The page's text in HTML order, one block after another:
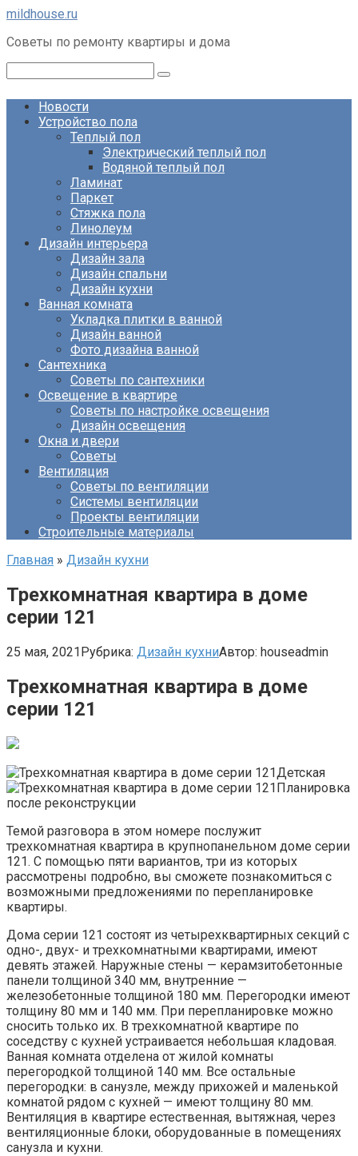
Перейти
контенту
mildhouse.ru
Советы по ремонту квартиры и дома
Новости
Устройство пола
Теплый пол
Электрический теплый пол
Водяной теплый пол
Ламинат
Паркет
Стяжка пола
Линолеум
Дизайн интерьера
Дизайн зала
Дизайн спальни
Дизайн кухни
Ванная комната
Укладка плитки в ванной
Дизайн ванной
Фото дизайна ванной
Сантехника
Советы по сантехники
Освещение в квартире
Советы по настройке освещения
Дизайн освещения
Окна и двери
Советы
Вентиляция
Советы по вентиляции
Системы вентиляции
Проекты вентиляции
Строительные материалы
Главная » Дизайн кухни
Трехкомнатная квартира в доме
серии 121
25 мая, 2021Рубрика: Дизайн кухниАвтор: houseadmin
Трехкомнатная квартира в доме
серии 121
Детская
Планировка
после реконструкции
Темой разговора в этом номере послужит
трехкомнатная квартира в крупнопанельном доме серии
121. С помощью пяти вариантов, три из которых
рассмотрены подробно, вы сможете познакомиться с
возможными предложениями по перепланировке
квартиры.
Дома серии 121 состоят из четырехквартирных секций с
одно-, двух- и трехкомнатными квартирами, имеют
девять этажей. Наружные стены — керамзитобетонные
панели толщиной 340 мм, внутренние —
железобетонные толщиной 180 мм. Перегородки имеют
толщину 80 мм и 140 мм. При перепланировке можно
сносить только их. В трехкомнатной квартире по
соседству с кухней устраивается небольшая кладовая.
Ванная комната отделена от жилой комнаты
перегородкой толщиной 140 мм. Все остальные
перегородки: в санузле, между прихожей и маленькой
комнатой рядом с кухней — имеют толщину 80 мм.
Вентиляция в квартире естественная, вытяжная, через
вентиляционные блоки, оборудованные в помещениях
санузла и кухни.